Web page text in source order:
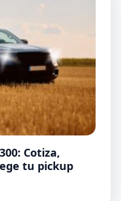
Cotiza,
tu pickup